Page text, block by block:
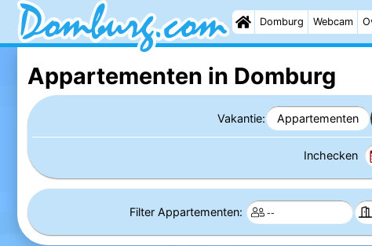
Domburg Webcam
Appartementen in Domburg
Vakantie: Appartementen
Inchecken
Filter Appartementen: